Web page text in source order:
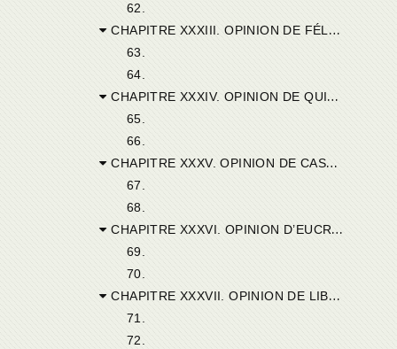
62.
CHAPITRE XXXIII. OPINION DE FÉLIX D’UTHINE.
63.
64.
CHAPITRE XXXIV. OPINION DE QUIÉTUS DE BURUCH.
65.
66.
CHAPITRE XXXV. OPINION DE CASTUS DE SICCA.
67.
68.
CHAPITRE XXXVI. OPINION D’EUCRATIUS DE THÈNE.
69.
70.
CHAPITRE XXXVII. OPINION DE LIBOSUS DE VAGA.
71.
72.